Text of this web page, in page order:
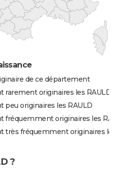
de ce département
rarement originaires les RAULD
peu originaires les RAULD
fréquemment originaires les
très fréquemment originaires
?